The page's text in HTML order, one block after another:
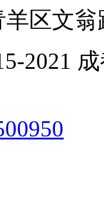
区文
2021